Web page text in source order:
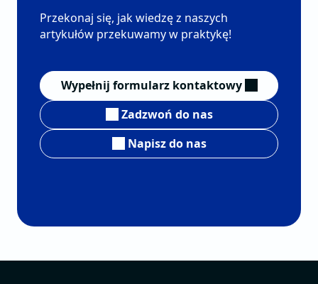
Przekonaj się, jak wiedzę z naszych
artykułów przekuwamy w praktykę!
Wypełnij formularz kontaktowy
Zadzwoń do nas
Napisz do nas